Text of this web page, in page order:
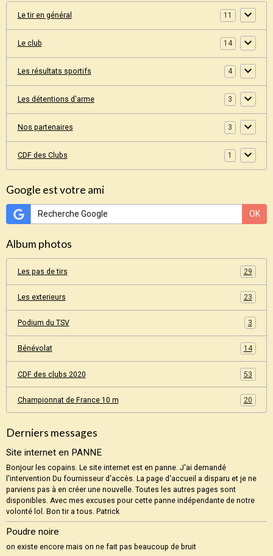
Le tir en général 11
Le club 14
Les résultats sportifs 4
Les détentions d'arme 3
Nos partenaires 3
CDF des Clubs 1
Google est votre ami
OK
Album photos
Les pas de tirs 29
Les exterieurs 23
Podium du TSV 3
Bénévolat 14
CDF des clubs 2020 53
Championnat de France 10 m 20
Derniers messages
Site internet en PANNE
Bonjour les copains. Le site internet est en panne. J'ai demandé
l'intervention Du fournisseur d'accès. La page d'accueil a disparu et je ne
parviens pas à en créer une nouvelle. Toutes les autres pages sont
disponibles. Avec mes excuses pour cette panne indépendante de notre
volonté lol. Bon tir a tous. Patrick
Poudre noire
on existe encore mais on ne fait pas beaucoup de bruit